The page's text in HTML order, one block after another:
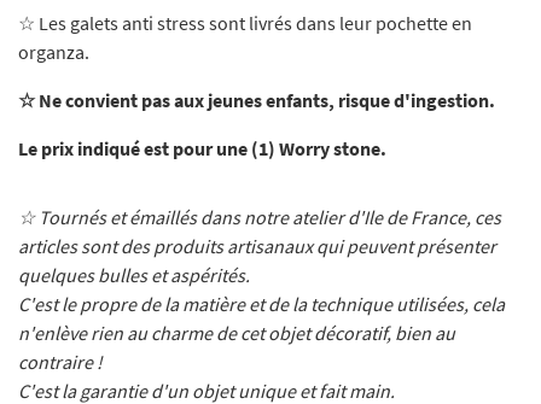
☆ Les galets anti stress sont livrés dans leur pochette en
organza.
☆ Ne convient pas aux jeunes enfants, risque d'ingestion.
Le prix indiqué est pour une (1) Worry stone.
☆ Tournés et émaillés dans notre atelier d'Ile de France, ces
articles sont des produits artisanaux qui peuvent présenter
quelques bulles et aspérités.
C'est le propre de la matière et de la technique utilisées, cela
n'enlève rien au charme de cet objet décoratif, bien au
contraire !
C'est la garantie d'un objet unique et fait main.